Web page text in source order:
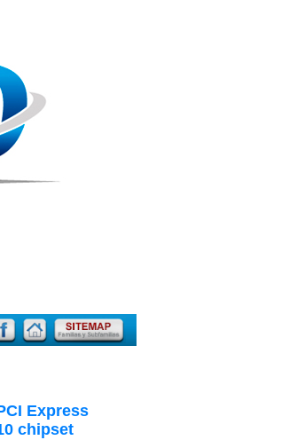
Express
chipset